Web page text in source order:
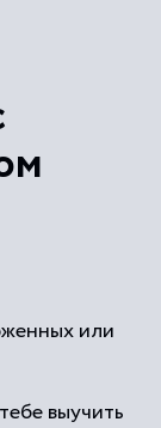
или
выучить